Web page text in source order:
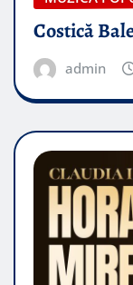
Costică
admin